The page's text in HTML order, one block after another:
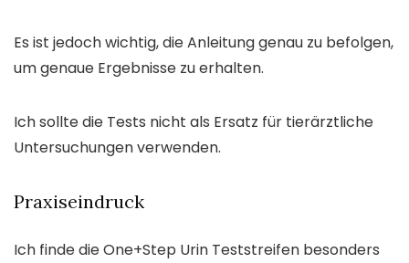
Es ist jedoch wichtig, die Anleitung genau zu befolgen,
um genaue Ergebnisse zu erhalten.
Ich sollte die Tests nicht als Ersatz für tierärztliche
Untersuchungen verwenden.
Praxiseindruck
Ich finde die One+Step Urin Teststreifen besonders